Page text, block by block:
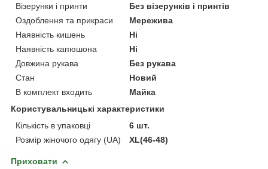
Візерунки і принти
Без візерунків і принтів
Оздоблення та прикраси
Мережива
Наявність кишень
Ні
Наявність капюшона
Ні
Довжина рукава
Без рукава
Стан
Новий
В комплект входить
Майка
Користувальницькі характеристики
Кількість в упаковці
6 шт.
Розмір жіночого одягу (UA)
XL(46-48)
Приховати